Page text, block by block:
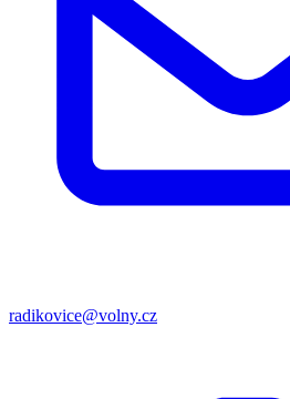
radikovice@volny.cz